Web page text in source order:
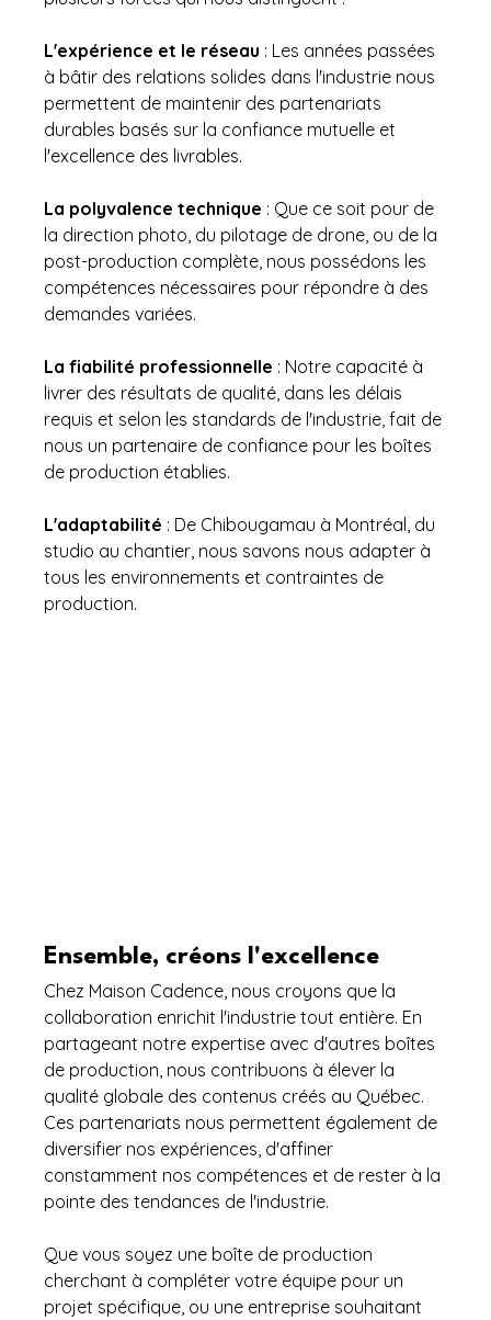
L'expérience et le réseau : Les années passées
à bâtir des relations solides dans l'industrie nous
permettent de maintenir des partenariats
durables basés sur la confiance mutuelle et
l'excellence des livrables.
La polyvalence technique : Que ce soit pour de
la direction photo, du pilotage de drone, ou de la
post-production complète, nous possédons les
compétences nécessaires pour répondre à des
demandes variées.
La fiabilité professionnelle : Notre capacité à
livrer des résultats de qualité, dans les délais
requis et selon les standards de l'industrie, fait de
nous un partenaire de confiance pour les boîtes
de production établies.
L'adaptabilité : De Chibougamau à Montréal, du
studio au chantier, nous savons nous adapter à
tous les environnements et contraintes de
production.
Ensemble, créons l'excellence
Chez Maison Cadence, nous croyons que la
collaboration enrichit l'industrie tout entière. En
partageant notre expertise avec d'autres boîtes
de production, nous contribuons à élever la
qualité globale des contenus créés au Québec.
Ces partenariats nous permettent également de
diversifier nos expériences, d'affiner
constamment nos compétences et de rester à la
pointe des tendances de l'industrie.
Que vous soyez une boîte de production
cherchant à compléter votre équipe pour un
projet spécifique, ou une entreprise souhaitant